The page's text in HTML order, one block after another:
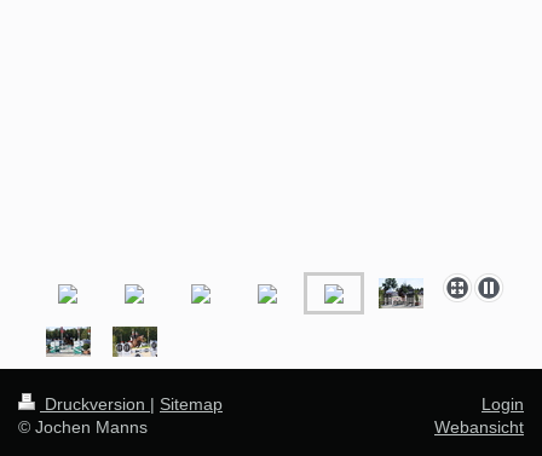
Druckversion | Sitemap
© Jochen Manns
Login
Webansicht